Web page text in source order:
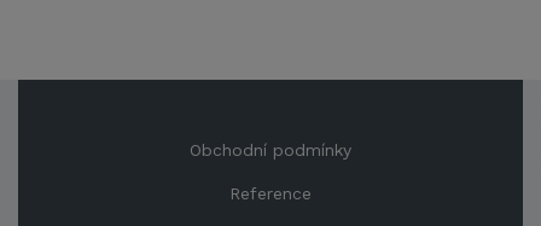
Obchodní podmínky
Reference